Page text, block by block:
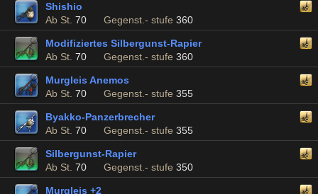
Shishio
Ab St. 70 Gegenst.- stufe 360
Modifiziertes Silbergunst-Rapier
Ab St. 70 Gegenst.- stufe 360
Murgleis Anemos
Ab St. 70 Gegenst.- stufe 355
Byakko-Panzerbrecher
Ab St. 70 Gegenst.- stufe 355
Silbergunst-Rapier
Ab St. 70 Gegenst.- stufe 350
Murgleis +2